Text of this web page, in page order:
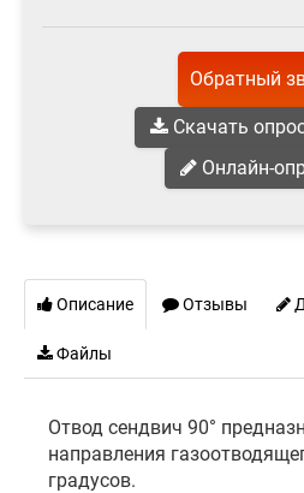
Обратный
Скачать
Онлайн-
Описание Отзывы
Файлы
Отвод сендвич 90°
направления
градусов.